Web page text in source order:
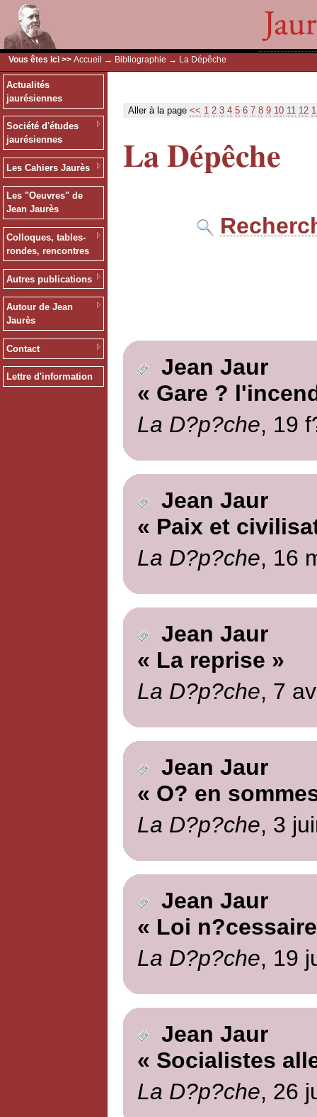
Vous êtes ici >> Accueil → Bibliographie → La Dépêche
Actualités
jaurésiennes
Société d'études
jaurésiennes
Les Cahiers Jaurès
Les "Oeuvres" de
Jean Jaurès
Colloques, tables-
rondes, rencontres
Autres publications
Autour de Jean
Jaurès
Contact
Lettre d'information
Aller à la page << 1 2 3 4 5 6 7 8 9 10 11 12
La Dépêche
Jean Jaur
« Gare ?
La D?p?che, 19
Jean Jaur
« Paix et
La D?p?che, 16
Jean Jaur
« La reprise »
La D?p?che, 7
Jean Jaur
« O? en
La D?p?che, 3
Jean Jaur
« Loi
La D?p?che, 19
Jean Jaur
« Socialistes
La D?p?che, 26